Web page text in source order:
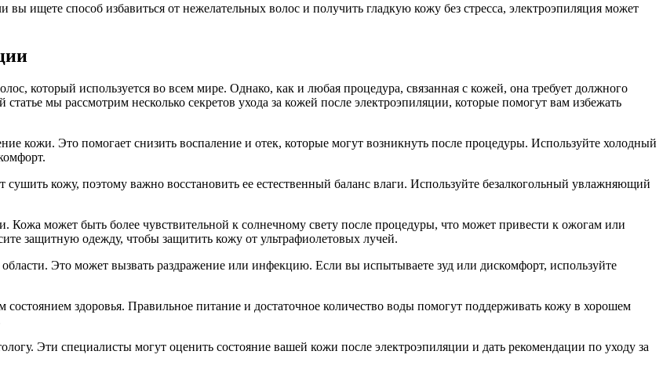
вы ищете способ избавиться от нежелательных волос и получить гладкую кожу без стресса, электроэпиляция может
который используется во всем мире. Однако, как и любая процедура, связанная с кожей, она требует должного
статье мы рассмотрим несколько секретов ухода за кожей после электроэпиляции, которые помогут вам избежать
кожи. Это помогает снизить воспаление и отек, которые могут возникнуть после процедуры. Используйте холодный
кожу, поэтому важно восстановить ее естественный баланс влаги. Используйте безалкогольный увлажняющий
Кожа может быть более чувствительной к солнечному свету после процедуры, что может привести к ожогам или
защитную одежду, чтобы защитить кожу от ультрафиолетовых лучей.
Это может вызвать раздражение или инфекцию. Если вы испытываете зуд или дискомфорт, используйте
здоровья. Правильное питание и достаточное количество воды помогут поддерживать кожу в хорошем
Эти специалисты могут оценить состояние вашей кожи после электроэпиляции и дать рекомендации по уходу за